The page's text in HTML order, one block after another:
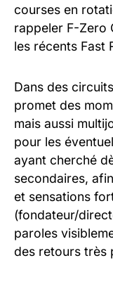
courses en
rappeler F-Zero
les récents Fast
Dans des
promet des
mais aussi
pour les
ayant cherché
secondaires,
et sensations
(fondateur/
paroles
des retours très